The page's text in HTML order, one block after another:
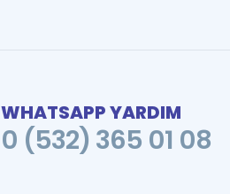
WHATSAPP YARDIM
0 (532) 365 01 08